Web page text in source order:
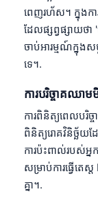
ពេញរហ័ស។ ក្នុងក
ដែលផ្សព្វផ្សាយថ
ចាប់អារម្មណ៍ក្នុងស
ទេ។.
ការបរិច្ចាគឈាម
ការពិនិត្យពេលបរិច្ច
ពិនិត្យរោគវិនិច្ឆ័យ
ការប៉ះពាល់របស់អ្ន
សម្រាប់ការធ្វើតេ
គ្នា។.